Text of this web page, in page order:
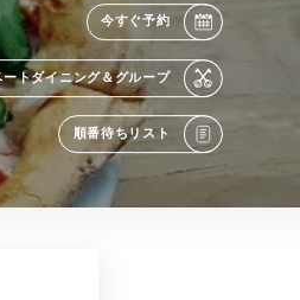
今すぐ予約
ートダイニング＆グループ
順番待ちリスト